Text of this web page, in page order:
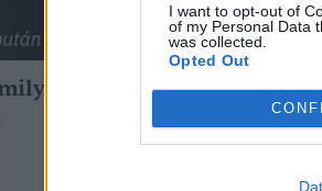
I want to opt-out of
of my Personal Data
was collected.
Opted Out
A vegetációtüzek
oka az ember |
Greendex 29:53